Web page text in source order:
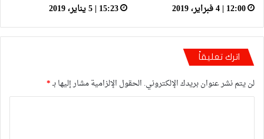
12:00 | 4 فبراير، 2019 15:23 | 5 يناير، 2019
اترك تعليقاً
لن يتم نشر عنوان بريدك الإلكتروني. الحقول الإلزامية مشار إليها بـ*